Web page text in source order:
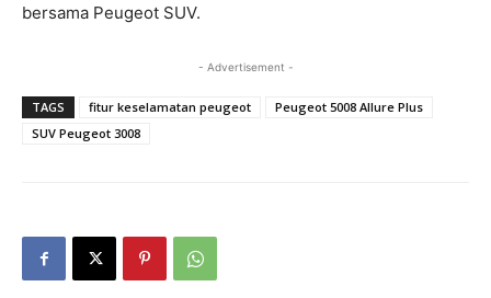
bersama Peugeot SUV.
- Advertisement -
TAGS fitur keselamatan peugeot
Peugeot 5008 Allure Plus
SUV Peugeot 3008